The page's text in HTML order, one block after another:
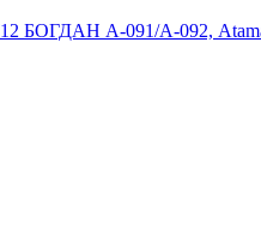
БОГДАН А-091/А-092,